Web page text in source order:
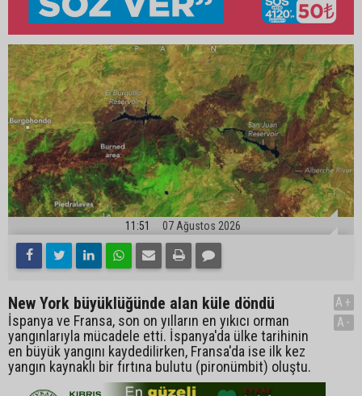
11:51 07 Ağustos 2026
New York büyüklüğünde alan küle döndü
İspanya ve Fransa, son on yılların en yıkıcı orman
yangınlarıyla mücadele etti. İspanya'da ülke tarihinin
en büyük yangını kaydedilirken, Fransa'da ise ilk kez
yangın kaynaklı bir fırtına bulutu (pironümbit) oluştu.
A+
A-